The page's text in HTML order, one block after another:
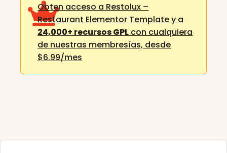
Obten acceso a Restolux –
Restaurant Elementor Template y a
24,000+ recursos GPL con cualquiera
de nuestras membresías, desde
$6.99/mes